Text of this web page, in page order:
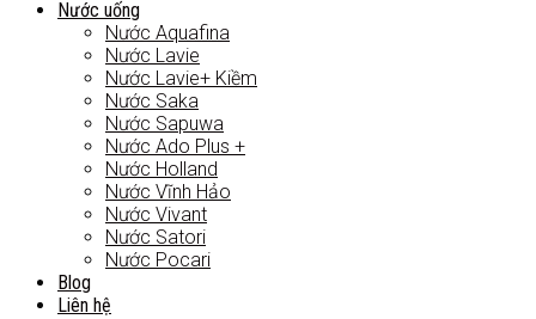
Nước uống
Nước Aquafina
Nước Lavie
Nước Lavie+ Kiềm
Nước Saka
Nước Sapuwa
Nước Ado Plus +
Nước Holland
Nước Vĩnh Hảo
Nước Vivant
Nước Satori
Nước Pocari
Blog
Liên hệ